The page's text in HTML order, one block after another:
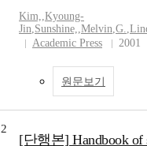
Kim,,Kyoung-
Jin,Sunshine,,Melvin,G.,
Academic Press
2001
원문보기
2
[단행본] Handbook of